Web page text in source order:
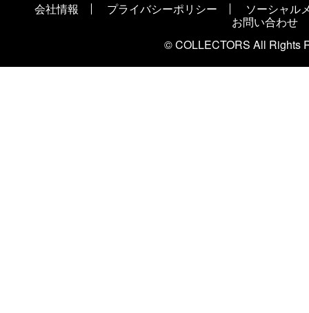
会社情報 プライバシーポリシー
ソーシャル
お問い合わせ
© COLLECTORS All Rights